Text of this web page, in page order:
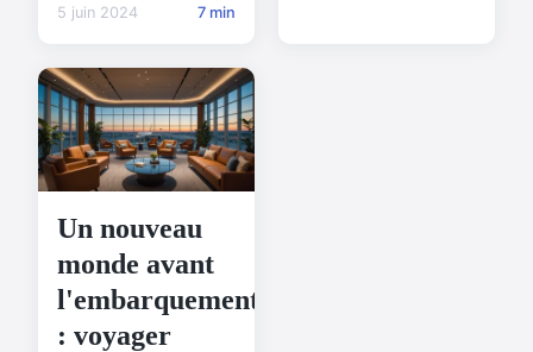
5 juin 2024 7 min
Un nouveau
monde avant
l'embarquement
: voyager